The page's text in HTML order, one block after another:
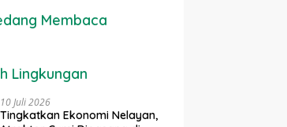
Membaca
Lingkungan
10 Juli 2026
Tingkatkan Ekonomi Nelayan,